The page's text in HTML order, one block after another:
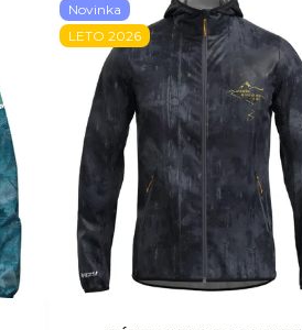
Novinka
LETO 2026